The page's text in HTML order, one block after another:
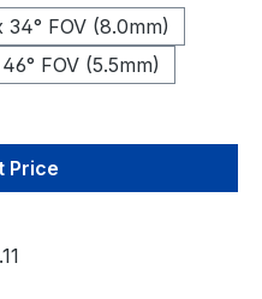
34° FOV (8.0mm)
FOV (5.5mm)
Price